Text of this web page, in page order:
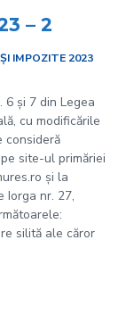
– 2
IMPOZITE 2023
6 și 7 din Legea
cu modificările
consideră
site-ul primăriei
și la
Iorga nr. 27,
silită ale căror